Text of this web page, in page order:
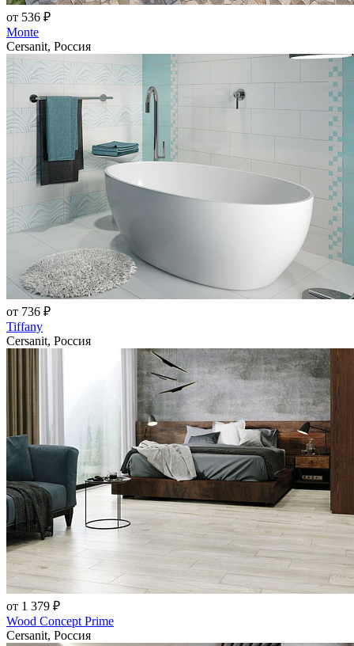
от 536 ₽
Monte
Cersanit, Россия
от 736 ₽
Tiffany
Cersanit, Россия
от 1 379 ₽
Wood Concept Prime
Cersanit, Россия